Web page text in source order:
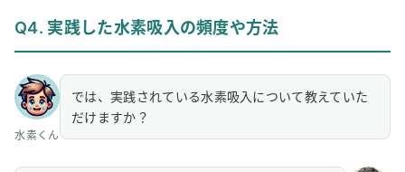
Q4. 実践した水素吸入の頻度や方法
水素くん
では、実践されている水素吸入について教えていた
だけますか？